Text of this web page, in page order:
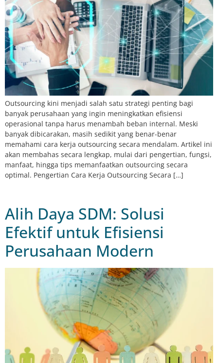
Outsourcing kini menjadi salah satu strategi penting bagi
banyak perusahaan yang ingin meningkatkan efisiensi
operasional tanpa harus menambah beban internal. Meski
banyak dibicarakan, masih sedikit yang benar-benar
memahami cara kerja outsourcing secara mendalam. Artikel ini
akan membahas secara lengkap, mulai dari pengertian, fungsi,
manfaat, hingga tips memanfaatkan outsourcing secara
optimal. Pengertian Cara Kerja Outsourcing Secara […]
Alih Daya SDM: Solusi
Efektif untuk Efisiensi
Perusahaan Modern